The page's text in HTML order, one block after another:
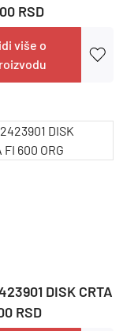
RSD
više o
KRP
DISK
RSD